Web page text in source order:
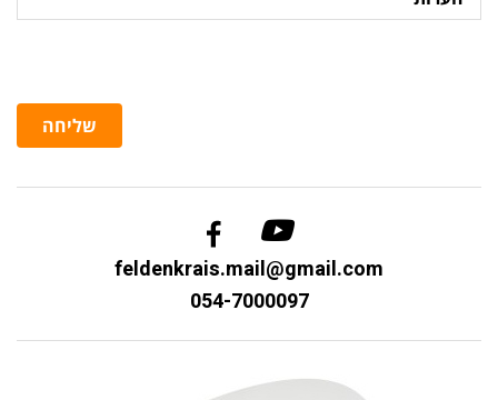
שליחה
feldenkrais.mail@gmail.com
054-7000097